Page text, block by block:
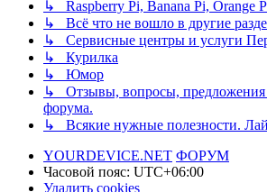
↳ Raspberry Pi, Banana Pi, Orange
↳ Всё что не вошло в другие
↳ Сервисные центры и услуги
↳ Курилка
↳ Юмор
↳ Отзывы, вопросы, предложения
форума.
↳ Всякие нужные полезности.
YOURDEVICE.NET ФОРУМ
Часовой пояс: UTC+06:00
Удалить cookies